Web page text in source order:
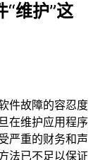
“维护”这
件故障的容忍度
在维护应用程序
严重的财务和声
法已不足以保证